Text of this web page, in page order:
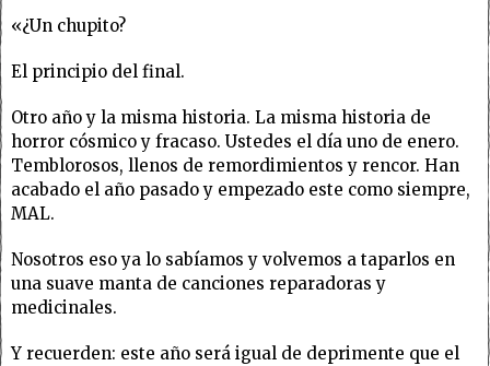
«¿Un chupito?
El principio del final.
Otro año y la misma historia. La misma historia de
horror cósmico y fracaso. Ustedes el día uno de enero.
Temblorosos, llenos de remordimientos y rencor. Han
acabado el año pasado y empezado este como siempre,
MAL.
Nosotros eso ya lo sabíamos y volvemos a taparlos en
una suave manta de canciones reparadoras y
medicinales.
Y recuerden: este año será igual de deprimente que el